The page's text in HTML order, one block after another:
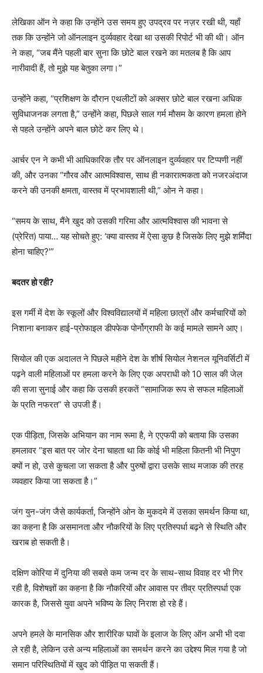
लेखिका ऑन ने कहा कि उन्होंने उस समय हुए उपद्रव पर नज़र रखी थी, यहाँ
तक कि उन्होंने जो ऑनलाइन दुर्व्यवहार देखा था उसकी रिपोर्ट भी की थी। ऑन
ने कहा, “जब मैंने पहली बार सुना कि छोटे बाल रखने का मतलब है कि आप
नारीवादी हैं, तो मुझे यह बेतुका लगा।”
उन्होंने कहा, “प्रशिक्षण के दौरान एथलीटों को अक्सर छोटे बाल रखना अधिक
सुविधाजनक लगता है,” उन्होंने कहा, पिछले साल गर्म मौसम के कारण हमला होने
से पहले उन्होंने अपने बाल छोटे कर लिए थे।
आर्चर एन ने कभी भी आधिकारिक तौर पर ऑनलाइन दुर्व्यवहार पर टिप्पणी नहीं
की, और उनका “गौरव और आत्मविश्वास, साथ ही नकारात्मकता को नजरअंदाज
करने की उनकी क्षमता, वास्तव में प्रभावशाली थी,” ओन ने कहा।
“समय के साथ, मैंने खुद को उसकी गरिमा और आत्मविश्वास की भावना से
(प्रेरित) पाया… यह सोचते हुए: ‘क्या वास्तव में ऐसा कुछ है जिसके लिए मुझे शर्मिंदा
होना चाहिए?'”
बदतर हो रही?
इस गर्मी में देश के स्कूलों और विश्वविद्यालयों में महिला छात्रों और कर्मचारियों को
निशाना बनाकर हाई-प्रोफाइल डीपफेक पोर्नोग्राफी के कई मामले सामने आए।
सियोल की एक अदालत ने पिछले महीने देश के शीर्ष सियोल नेशनल यूनिवर्सिटी में
पढ़ने वाली महिलाओं पर हमला करने के लिए एक अपराधी को 10 साल की जेल
की सजा सुनाई और कहा कि उसकी हरकतें “सामाजिक रूप से सफल महिलाओं
के प्रति नफरत” से उपजी हैं।
एक पीड़िता, जिसके अभियान का नाम रूमा है, ने एएफपी को बताया कि उसका
हमलावर “इस बात पर जोर देना चाहता था कि कोई भी महिला कितनी भी निपुण
क्यों न हो, उसे कुचला जा सकता है और पुरुषों द्वारा उसके साथ मजाक की तरह
व्यवहार किया जा सकता है।”
जंग युन-जंग जैसे कार्यकर्ता, जिन्होंने ओन के मुकदमे में उसका समर्थन किया था,
का कहना है कि असमानता और नौकरियों के लिए प्रतिस्पर्धा बढ़ने से स्थिति और
खराब हो सकती है।
दक्षिण कोरिया में दुनिया की सबसे कम जन्म दर के साथ-साथ विवाह दर भी गिर
रही है, विशेषज्ञों का कहना है कि नौकरियों और आवास पर तीव्र प्रतिस्पर्धा एक
कारक है, जिससे युवा अपने भविष्य के लिए निराश हो रहे हैं।
अपने हमले के मानसिक और शारीरिक घावों के इलाज के लिए ऑन अभी भी दवा
ले रही है, लेकिन उसे अन्य महिलाओं का समर्थन करने का उद्देश्य मिल गया है जो
समान परिस्थितियों में खुद को पीड़ित पा सकती हैं।